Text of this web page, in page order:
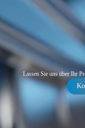
Lassen Sie uns über Ihr